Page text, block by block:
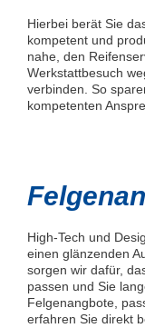
Hierbei berät Sie
kompetent und
nahe, den
Werkstattbesuch
verbinden. So
kompetenten
High-Tech und
einen glänzenden
sorgen wir dafür,
passen und Sie
Felgenangbote,
erfahren Sie direkt